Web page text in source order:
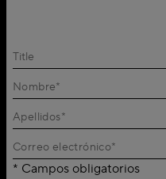
Title
* Campos obligatorios